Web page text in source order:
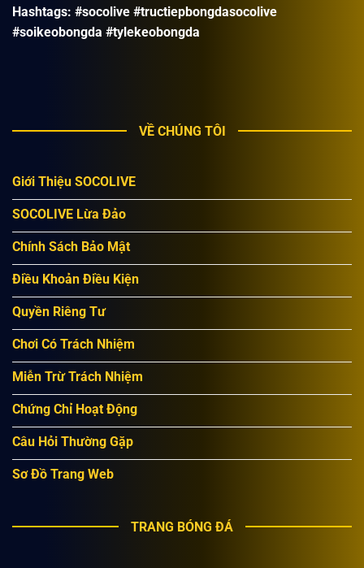
Hashtags: #socolive #tructiepbongdasocolive
#soikeobongda #tylekeobongda
VỀ CHÚNG TÔI
Giới Thiệu SOCOLIVE
SOCOLIVE Lừa Đảo
Chính Sách Bảo Mật
Điều Khoản Điều Kiện
Quyền Riêng Tư
Chơi Có Trách Nhiệm
Miễn Trừ Trách Nhiệm
Chứng Chỉ Hoạt Động
Câu Hỏi Thường Gặp
Sơ Đồ Trang Web
TRANG BÓNG ĐÁ